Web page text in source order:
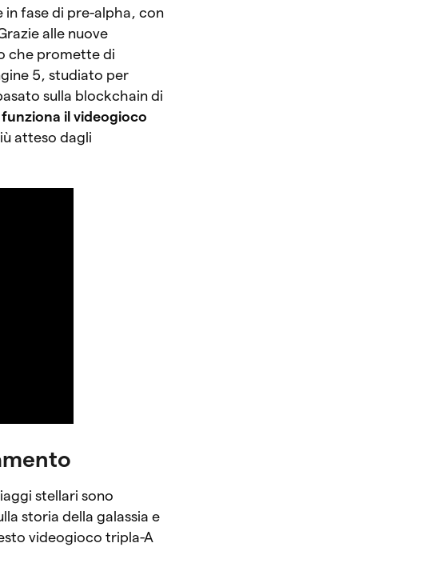
in fase di pre-alpha, con
Grazie alle nuove
che promette di
5, studiato per
sulla blockchain di
funziona il videogioco
atteso dagli
stellari sono
storia della galassia e
videogioco tripla-A